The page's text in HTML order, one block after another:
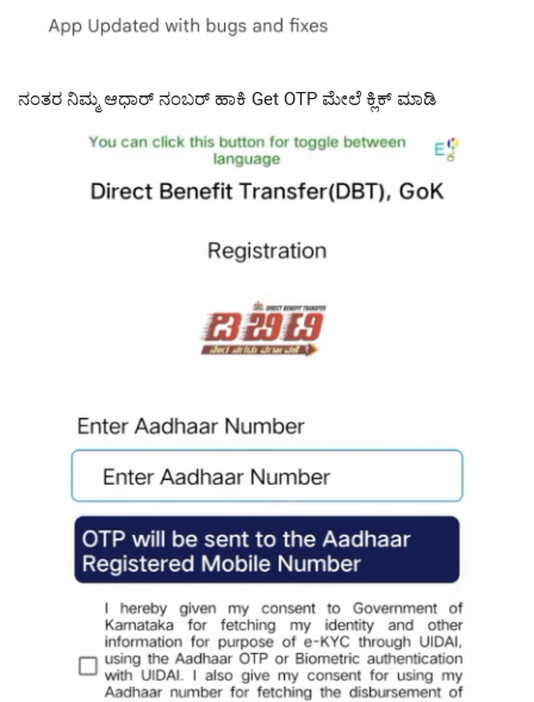
ನಂತರ ನಿಮ್ಮ ಆಧಾರ್ ನಂಬರ್ ಹಾಕಿ Get OTP ಮೇಲೆ ಕ್ಲಿಕ್ ಮಾಡಿ